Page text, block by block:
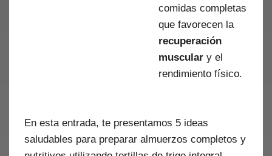
comidas completas
que favorecen la
recuperación
musculary el
rendimiento físico.
En esta entrada, te presentamos 5 ideas
saludables para preparar almuerzos completos y